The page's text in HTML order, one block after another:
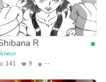
R
141
9 --